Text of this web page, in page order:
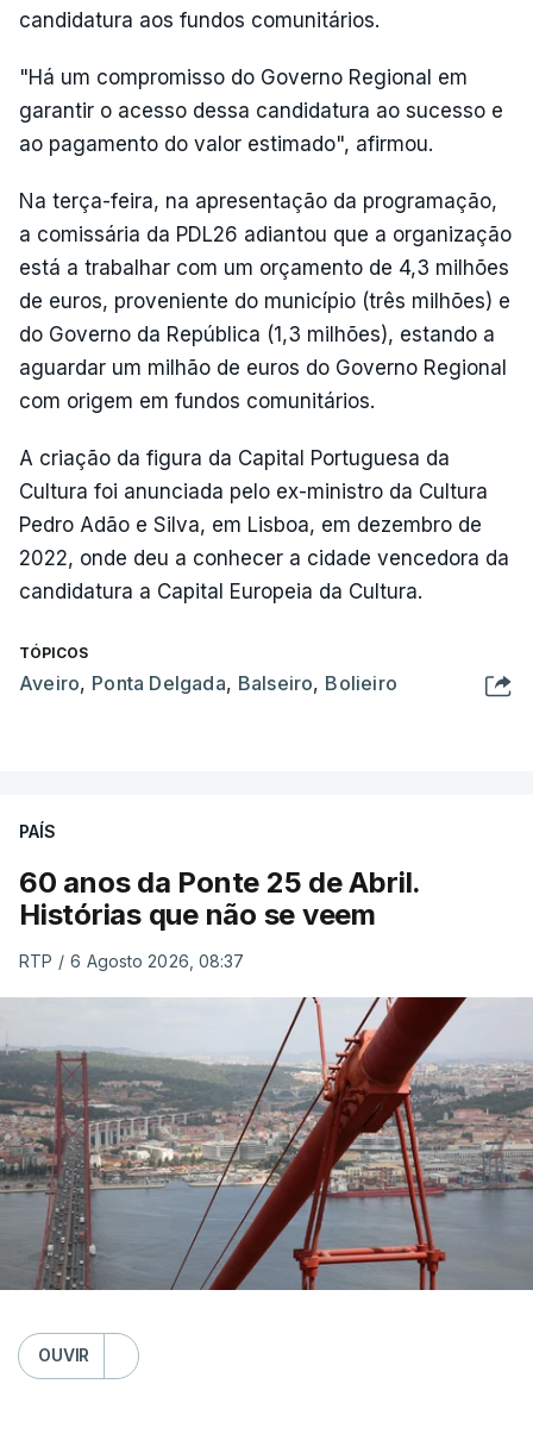
candidatura aos fundos comunitários.
"Há um compromisso do Governo Regional em
garantir o acesso dessa candidatura ao sucesso e
ao pagamento do valor estimado", afirmou.
Na terça-feira, na apresentação da programação,
a comissária da PDL26 adiantou que a organização
está a trabalhar com um orçamento de 4,3 milhões
de euros, proveniente do município (três milhões) e
do Governo da República (1,3 milhões), estando a
aguardar um milhão de euros do Governo Regional
com origem em fundos comunitários.
A criação da figura da Capital Portuguesa da
Cultura foi anunciada pelo ex-ministro da Cultura
Pedro Adão e Silva, em Lisboa, em dezembro de
2022, onde deu a conhecer a cidade vencedora da
candidatura a Capital Europeia da Cultura.
TÓPICOS
Aveiro, Ponta Delgada, Balseiro, Bolieiro
PAÍS
60 anos da Ponte 25 de Abril.
Histórias que não se veem
RTP / 6 Agosto 2026, 08:37
OUVIR